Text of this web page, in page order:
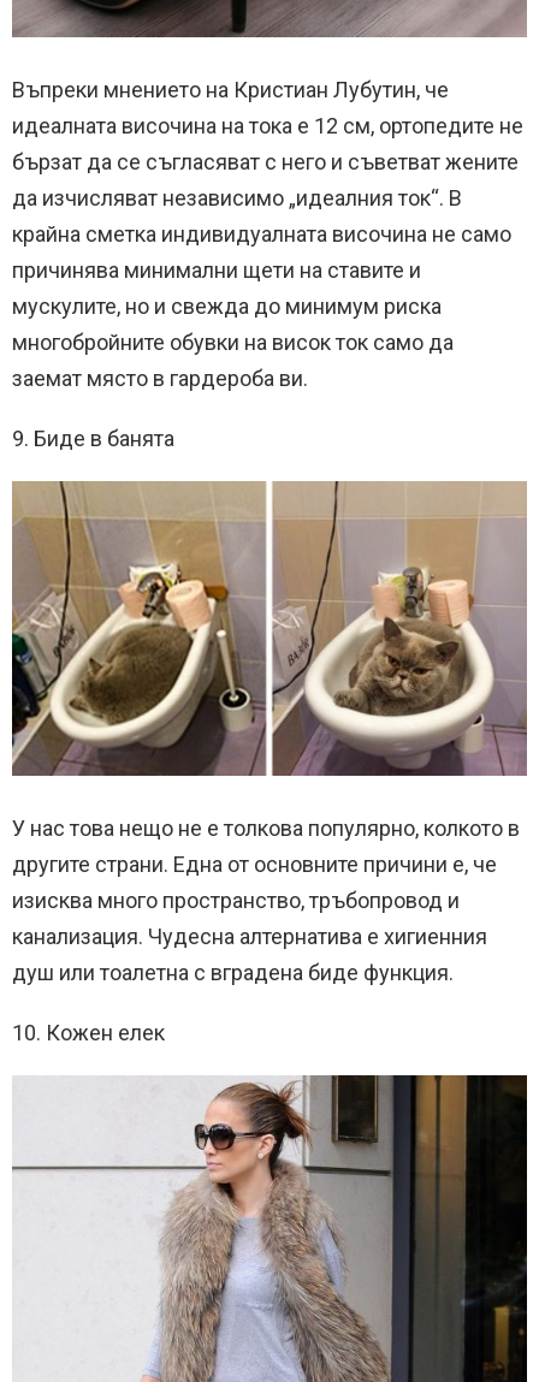
Въпреки мнението на Кристиан Лубутин, че
идеалната височина на тока е 12 см, ортопедите не
бързат да се съгласяват с него и съветват жените
да изчисляват независимо „идеалния ток“. В
крайна сметка индивидуалната височина не само
причинява минимални щети на ставите и
мускулите, но и свежда до минимум риска
многобройните обувки на висок ток само да
заемат място в гардероба ви.
9. Биде в банята
У нас това нещо не е толкова популярно, колкото в
другите страни. Една от основните причини е, че
изисква много пространство, тръбопровод и
канализация. Чудесна алтернатива е хигиенния
душ или тоалетна с вградена биде функция.
10. Кожен елек